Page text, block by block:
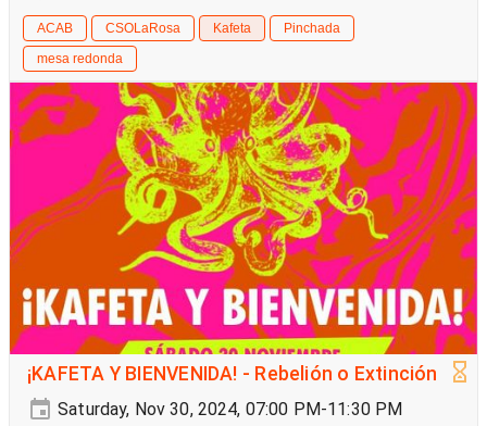
ACAB CSOLaRosa Kafeta
Pinchada
mesa redonda
¡KAFETA Y BIENVENIDA! - Rebelión o Extinción
Saturday, Nov 30, 2024, 07:00 PM-11:30 PM